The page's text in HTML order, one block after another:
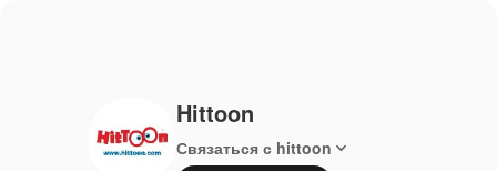
Hittoon
Связаться с hittoon